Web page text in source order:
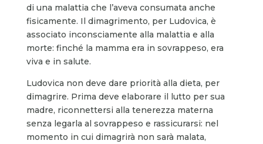
di una malattia che l’aveva consumata anche
fisicamente. Il dimagrimento, per Ludovica, è
associato inconsciamente alla malattia e alla
morte: finché la mamma era in sovrappeso, era
viva e in salute.
Ludovica non deve dare priorità alla dieta, per
dimagrire. Prima deve elaborare il lutto per sua
madre, riconnettersi alla tenerezza materna
senza legarla al sovrappeso e rassicurarsi: nel
momento in cui dimagrirà non sarà malata,